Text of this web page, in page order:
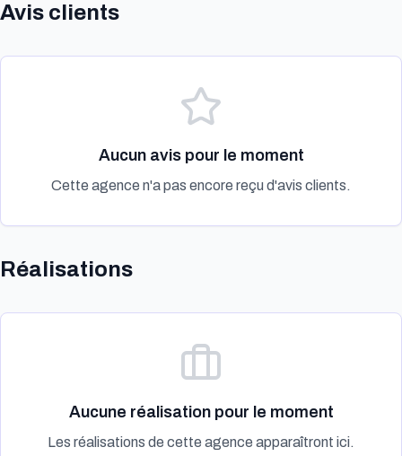
Avis clients
Aucun avis pour le moment
Cette agence n'a pas encore reçu d'avis clients.
Réalisations
Aucune réalisation pour le moment
Les réalisations de cette agence apparaîtront ici.